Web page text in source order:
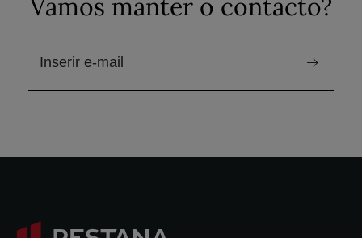
Vamos manter o contacto?
email para receber a newsletter